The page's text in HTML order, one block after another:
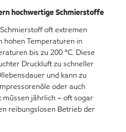
hochwertige Schmierstoffe
oft extremen
hohen Temperaturen in
bis zu 200 °C. Diese
Druckluft zu schneller
und kann zu
oder auch
jährlich – oft sogar
reibungslosen Betrieb der